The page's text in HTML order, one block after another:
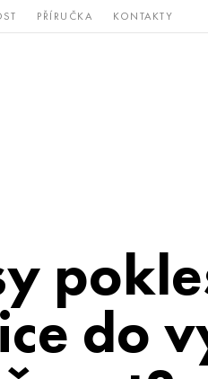
PŘÍRUČKA KONTAKTY
Vzácné a
do